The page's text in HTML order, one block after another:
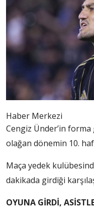
Haber Merkezi
Cengiz Ünder’in forma
olağan dönemin 10.
Maça yedek
dakikada girdiği
OYUNA GİRDİ,